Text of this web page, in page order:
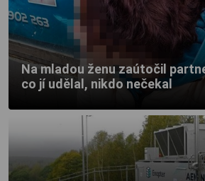
Na mladou ženu zaútočil
co jí udělal, nikdo nečekal